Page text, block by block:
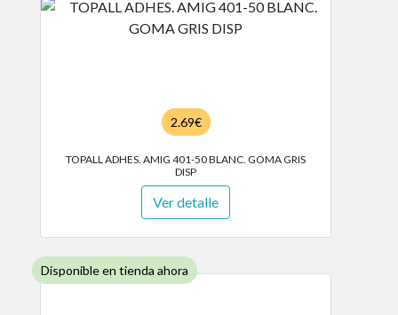
2.69€
TOPALL ADHES. AMIG 401-50 BLANC. GOMA GRIS
DISP
Ver detalle
Disponible en tienda ahora